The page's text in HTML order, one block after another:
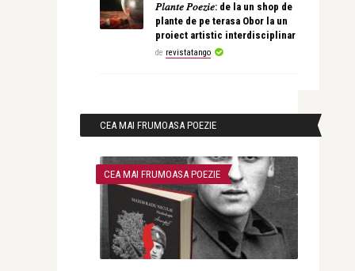
𝑃𝑙𝑎𝑛𝑡𝑒 𝑃𝑜𝑒𝑧𝑖𝑒: de la un shop de
plante de pe terasa Obor la un
proiect artistic interdisciplinar
de revistatango
CEA MAI FRUMOASA POEZIE
CEA MAI FRUMOASA POEZIE